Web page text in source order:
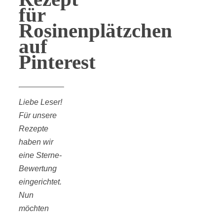
für
Rosinenplätzchen
auf
Pinterest
Liebe Leser!
Für unsere
Rezepte
haben wir
eine Sterne-
Bewertung
eingerichtet.
Nun
möchten